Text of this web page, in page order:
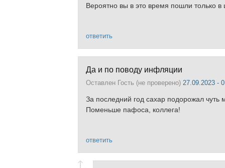
Вероятно вы в это время пошли только
ответить
Да и по поводу инфляции
Оставлен Гость (не проверено) 27.09.2023 -
За последний год сахар подорожал
Поменьше пафоса, коллега!
ответить